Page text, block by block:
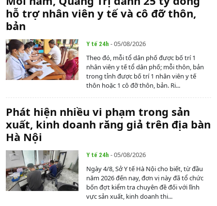
hỗ trợ nhân viên y tế và cô đỡ thôn,
bản
Y tế 24h - 05/08/2026
Theo đó, mỗi tổ dân phố được bố trí 1
nhân viên y tế tổ dân phố; mỗi thôn, bản
trong tỉnh được bố trí 1 nhân viên y tế
thôn hoặc 1 cô đỡ thôn, bản. Ri...
Phát hiện nhiều vi phạm trong sản
xuất, kinh doanh răng giả trên địa bàn
Hà Nội
Y tế 24h - 05/08/2026
Ngày 4/8, Sở Y tế Hà Nội cho biết, từ đầu
năm 2026 đến nay, đơn vị này đã tổ chức
bốn đợt kiểm tra chuyên đề đối với lĩnh
vực sản xuất, kinh doanh thi...